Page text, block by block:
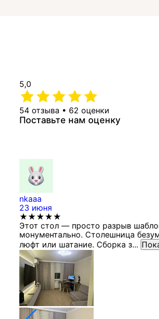
5,0
54 отзыва • 62 оценки
Поставьте нам оценку
nkaaa
23 июня
★★★★★
Этот стол — просто разрыв
монументально. Столешница
люфт или шатание. Сборка з...